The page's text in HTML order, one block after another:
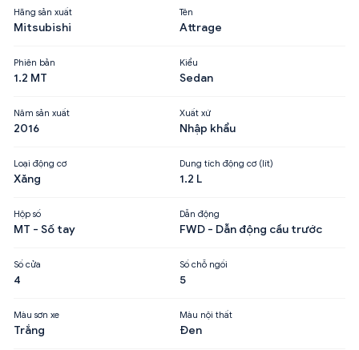
Hãng sản xuất
Mitsubishi
Tên
Attrage
Phiên bản
1.2 MT
Kiểu
Sedan
Năm sản xuất
2016
Xuất xứ
Nhập khẩu
Loại động cơ
Xăng
Dung tích động cơ (lít)
1.2 L
Hộp số
MT - Số tay
Dẫn động
FWD - Dẫn động cầu trước
Số cửa
4
Số chỗ ngồi
5
Màu sơn xe
Trắng
Màu nội thất
Đen